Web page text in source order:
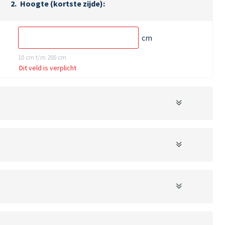
Hoogte (kortste zijde)
cm
10 cm t/m 200 cm
Dit veld is verplicht